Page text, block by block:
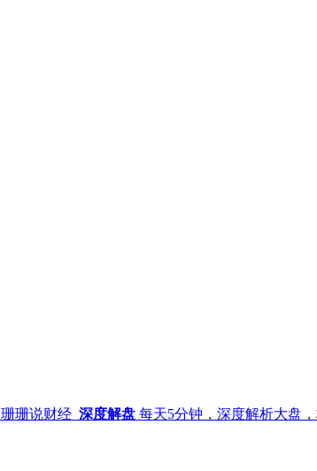
珊珊说财经 深度解盘 每天5分钟，深度解析大盘